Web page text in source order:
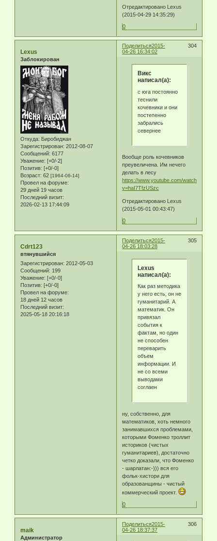
Отредактировано Lexus
(2015-04-29 14:35:29)
0
Поделиться 304
2015-
04-26 16:34:02
Lexus
Заблокирован
Откуда: Биробиджан
Зарегистрирован: 2012-08-07
Сообщений: 6177
Уважение: [+0/-2]
Позитив: [+0/-0]
Возраст: 62 [1964-06-14]
Провел на форуме:
29 дней 19 часов
Последний визит:
2026-02-13 17:44:09
Викс
написал(а):
с юга постоянно
теснили
кочевники и они
постепенно
забрались
севернее
Вообще роль кочевников
преувеличена. Им нечего
делать в лесу
https://www.youtube.com/watch?
v=haI7TfzUSzc
Отредактировано Lexus
(2015-05-01 00:43:47)
0
Поделиться 305
2015-
04-26 18:03:28
Cdrt123
втянувшийся
Зарегистрирован: 2012-05-03
Сообщений: 199
Уважение: [+0/-0]
Позитив: [+0/-0]
Провел на форуме:
18 дней 12 часов
Последний визит:
2025-05-18 20:16:18
Lexus
написал(а):
Как раз методика
у него есть, он не
гуманитарий. А
математик. Он
привязал
события к
фактам, но один
не способен
переварить
объем
информации. И
не со всеми
выводами
соглаен
ну, собственно, для
математиков, хоть немного
занимавшихся проблемами,
которыми Фоменко троллит
историков (чистых
гуманитариев), достаточно
четко доказали, что Фоменко
- шарлатан:-))) вся его
фольк-хистори для
образованщины - чистый
коммерческий проект.
0
Поделиться 306
2015-
04-26 18:37:37
maik
Администратор